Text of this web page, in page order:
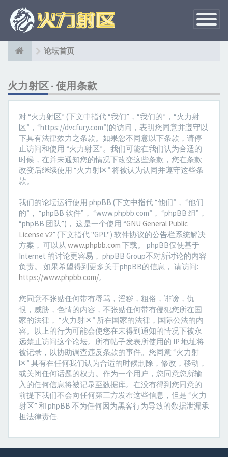
切
换
导
论坛首页
火力射区 - 使用条款
对 “火力射区” (下文中指代 “我们”，“我们的”，“火力射
区”，“https://dvcfury.com”)的访问，表明您同意并遵守以
下具有法律效力之条款。如果您不同意以下条款，请停
止访问和使用 “火力射区”。我们可能在我们认为合适的
时候，在并未通知您的情况下改变这些条款，您在条款
改变后继续使用 “火力射区” 将被认为认同并遵守这些条
款。
我们的论坛运行使用 phpBB (下文中指代 “他们”， “他们
的”， “phpBB 软件”， “www.phpbb.com”， “phpBB 组”，
“phpBB 团队”)， 这是一个使用 “GNU General Public
License v2” (下文指代 "GPL") 软件协议的公告栏系统解决
方案， 可以从 www.phpbb.com 下载。 phpBB仅使基于
Internet 的讨论更容易， phpBB Group不对所讨论的内容
负责。 如果希望得到更多关于phpBB的信息， 请访问:
https://www.phpbb.com/。
您同意不张贴任何带有辱骂，淫秽，粗俗，诽谤，仇
恨，威胁，色情的内容，不张贴任何带有侵犯您所在国
家的法律， “火力射区” 所在国家的法律，国际公法的内
容。以上的行为可能会使您在未得到通知的情况下被永
远禁止访问这个论坛。所有帖子发表所使用的 IP 地址将
被记录，以协助调查违反条款的事件。您同意 “火力射
区” 具有在任何我们认为合适的时候删除，修改，移动，
或关闭任何话题的权力。作为一个用户，您同意您所输
入的任何信息将被记录至数据库。在没有得到您同意的
前提下我们不会向任何第三方发布这些信息，但是 “火力
射区” 和 phpBB 不为任何因为黑客行为导致的数据泄漏承
担法律责任.